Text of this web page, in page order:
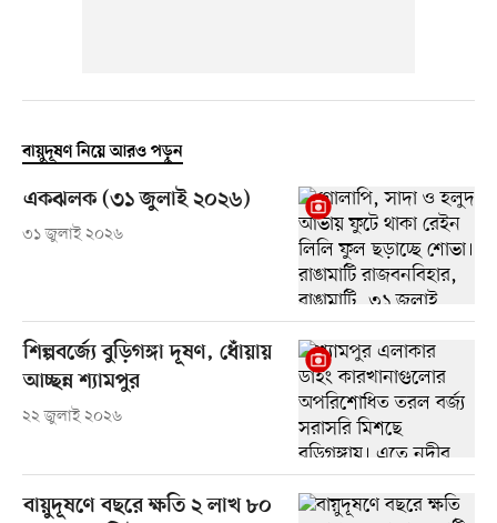
বায়ুদূষণ নিয়ে আরও পড়ুন
একঝলক (৩১ জুলাই ২০২৬)
৩১ জুলাই ২০২৬
শিল্পবর্জ্যে বুড়িগঙ্গা দূষণ, ধোঁয়ায়
আচ্ছন্ন শ্যামপুর
২২ জুলাই ২০২৬
বায়ুদূষণে বছরে ক্ষতি ২ লাখ ৮০